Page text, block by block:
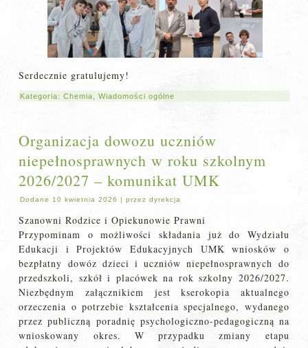
Serdecznie gratulujemy!
Kategoria:Chemia ,Wiadomości ogólne
Organizacja dowozu uczniów
niepełnosprawnych w roku szkolnym
2026/2027 – komunikat UMK
Dodane 10 kwietnia 2026 |przez dyrekcja
Szanowni Rodzice i Opiekunowie Prawni
Przypominam o możliwości składania już do Wydziału
Edukacji i Projektów Edukacyjnych UMK wniosków o
bezpłatny dowóz dzieci i uczniów niepełnosprawnych do
przedszkoli, szkół i placówek na rok szkolny 2026/2027.
Niezbędnym załącznikiem jest kserokopia aktualnego
orzeczenia o potrzebie kształcenia specjalnego, wydanego
przez publiczną poradnię psychologiczno-pedagogiczną na
wnioskowany okres. W przypadku zmiany etapu